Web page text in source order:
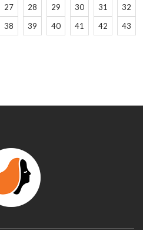
27 28 29 30 31
32
38 39 40 41 42
43